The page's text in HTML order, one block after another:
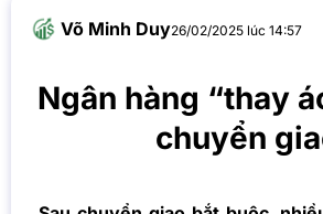
Võ Minh Duy26/02/2025 lúc 14:57
Ngân hàng “thay
chuyển